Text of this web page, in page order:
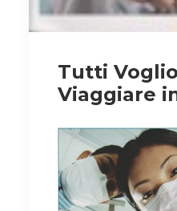
Tutti
Viaggiare